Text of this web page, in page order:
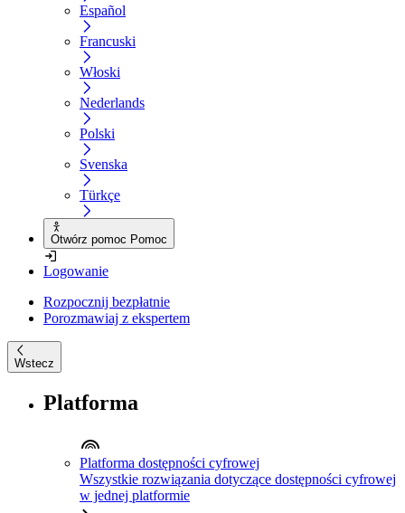
Español
Francuski
Włoski
Nederlands
Polski
Svenska
Türkçe
Otwórz pomoc Pomoc
Logowanie
Rozpocznij bezpłatnie
Porozmawiaj z ekspertem
Wstecz
Platforma
Platforma dostępności cyfrowej
Wszystkie rozwiązania dotyczące dostępności cyfrowej
w jednej platformie